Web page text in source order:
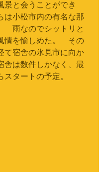
景と会うことができ
は小松市内の有名な那
　雨なのでシットリと
情を愉しめた。　その
て宿舎の氷見市に向か
舎は数件しかなく、最
タートの予定。